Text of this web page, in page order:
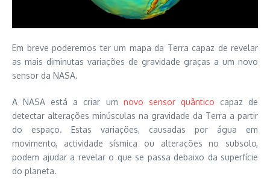
Em breve poderemos ter um mapa da Terra capaz de revelar
as mais diminutas variações de gravidade graças a um novo
sensor da NASA.
A NASA está a criar um novo sensor quântico capaz de
detectar alterações minúsculas na gravidade da Terra a partir
do espaço. Estas variações, causadas por água em
movimento, actividade sísmica ou alterações no subsolo,
podem ajudar a revelar o que se passa debaixo da superfície
do planeta.